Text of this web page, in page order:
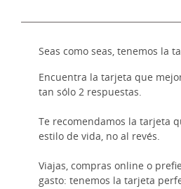
Seas como seas, tenemos la
Encuentra la tarjeta que
tan sólo 2 respuestas.
Te recomendamos la tarjeta
estilo de vida, no al revés.
Viajas, compras online o
gasto: tenemos la tarjeta